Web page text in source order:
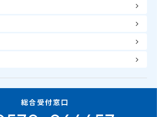
総合受付窓口